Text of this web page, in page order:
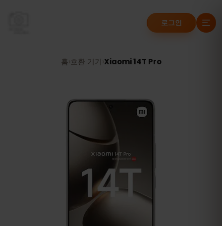
로그인
홈 호환 기기 Xiaomi 14T Pro